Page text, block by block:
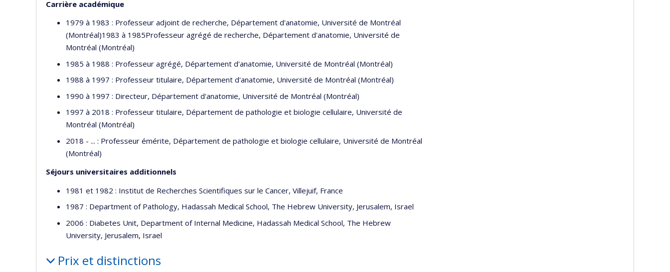
Carrière académique
1979 à 1983 : Professeur adjoint de recherche, Département d'anatomie, Université de Montréal
(Montréal)1983 à 1985Professeur agrégé de recherche, Département d'anatomie, Université de
Montréal (Montréal)
1985 à 1988 : Professeur agrégé, Département d'anatomie, Université de Montréal (Montréal)
1988 à 1997 : Professeur titulaire, Département d'anatomie, Université de Montréal (Montréal)
1990 à 1997 : Directeur, Département d'anatomie, Université de Montréal (Montréal)
1997 à 2018 : Professeur titulaire, Département de pathologie et biologie cellulaire, Université de
Montréal (Montréal)
2018 - ... : Professeur émérite, Département de pathologie et biologie cellulaire, Université de Montréal
(Montréal)
Séjours universitaires additionnels
1981 et 1982 : Institut de Recherches Scientifiques sur le Cancer, Villejuif, France
1987 : Department of Pathology, Hadassah Medical School, The Hebrew University, Jerusalem, Israel
2006 : Diabetes Unit, Department of Internal Medicine, Hadassah Medical School, The Hebrew
University, Jerusalem, Israel
Prix et distinctions